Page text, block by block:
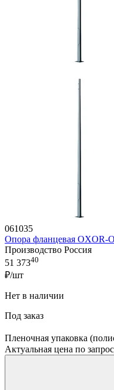
061035
Опора фланцевая OXOR-
Производство Россия
51 37340
₽/шт
Нет в наличии
Под заказ
Пленочная упаковка
Актуальная цена по